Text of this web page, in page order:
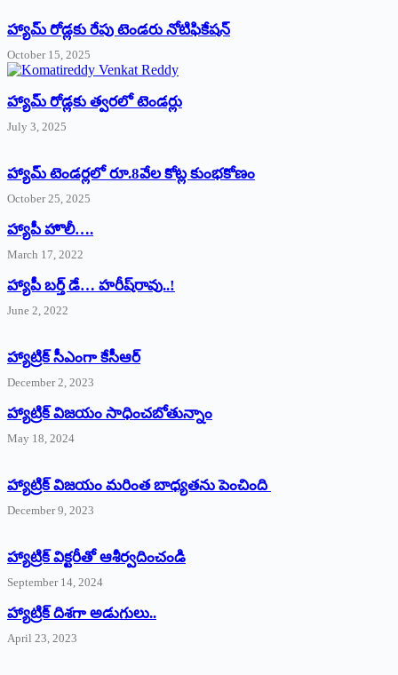
హ్యామ్‌ రోడ్లకు రేపు టెండరు నోటిఫికేషన్‌
October 15, 2025
హ్యామ్‌ రోడ్లకు త్వరలో టెండర్లు
July 3, 2025
హ్యామ్‌ ‌టెండర్లలో రూ.8వేల కోట్ల కుంభకోణం
October 25, 2025
హ్యాపీ హొలీ….
March 17, 2022
హ్యాపీ బర్త్ ‌డే… హరీష్‌రావు..!
June 2, 2022
హ్యాట్రిక్‌ ‌సీఎంగా కేసీఆర్‌
December 2, 2023
హ్యాట్రిక్‌ విజయం సాధించబోతున్నాం
May 18, 2024
హ్యాట్రిక్ విజయం మరింత బాధ్యతను పెంచింది
December 9, 2023
హ్యాట్రిక్‌ ‌విక్టరీతో ఆశీర్వదించండి
September 14, 2024
‌హ్యాట్రిక్‌ ‌దిశగా అడుగులు..
April 23, 2023